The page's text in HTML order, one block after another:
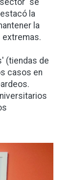
“se
la
la
extremas.
(tiendas de
casos en